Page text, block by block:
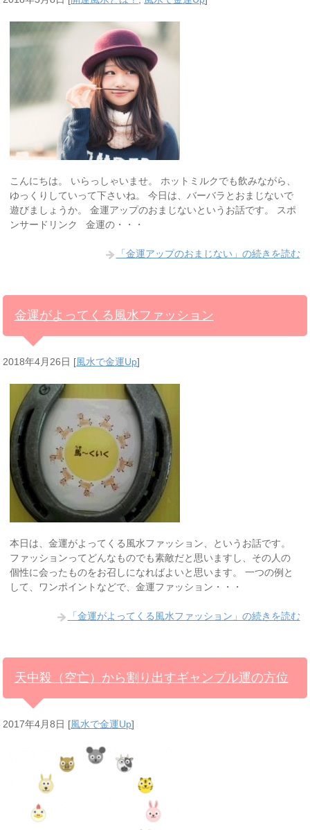
こんにちは。 いらっしゃいませ。 ホットミルクでも飲みながら、
ゆっくりしていって下さいね。 今日は、バーバラとおまじないで
遊びましょうか。 金運アップのおまじないというお話です。 スポ
ンサードリンク 金運の・・・
「金運アップのおまじない」の続きを読む
金運がよってくる風水ファッション
2018年4月26日 [風水で金運Up]
本日は、金運がよってくる風水ファッション、というお話です。
ファッションってどんなものでも素敵だと思いますし、その人の
個性に会ったものをお召しになればよいと思います。 一つの例と
して、ワンポイントなどで、金運ファッション・・・
「金運がよってくる風水ファッション」の続きを読む
天中殺（空亡）から割り出すギャンブル運の方位
2017年4月8日 [風水で金運Up]